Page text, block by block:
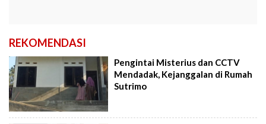
REKOMENDASI
Pengintai Misterius dan CCTV
Mendadak, Kejanggalan di Rumah
Sutrimo